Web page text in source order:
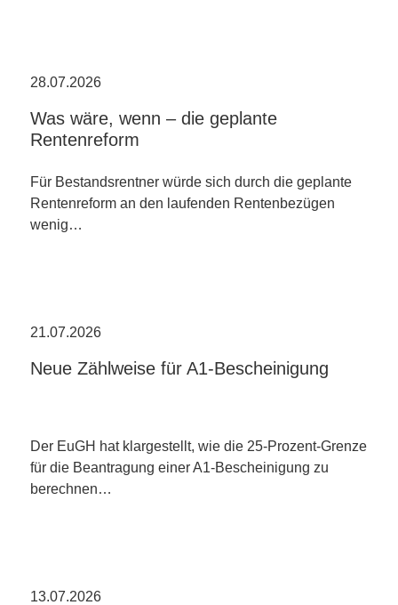
28.07.2026
Was wäre, wenn – die geplante
Rentenreform
Für Bestandsrentner würde sich durch die geplante
Rentenreform an den laufenden Rentenbezügen
wenig…
21.07.2026
Neue Zählweise für A1-Bescheinigung
Der EuGH hat klargestellt, wie die 25-Prozent-Grenze
für die Beantragung einer A1-Bescheinigung zu
berechnen…
13.07.2026